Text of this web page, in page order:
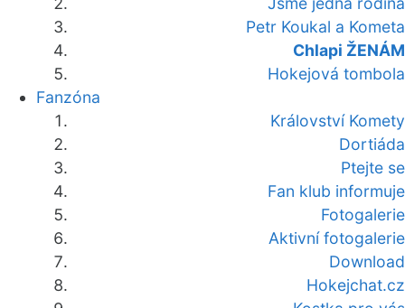
Petr Koukal a Kometa
Chlapi ŽENÁM
Hokejová tombola
Fanzóna
Království Komety
Dortiáda
Ptejte se
Fan klub informuje
Fotogalerie
Aktivní fotogalerie
Download
Hokejchat.cz